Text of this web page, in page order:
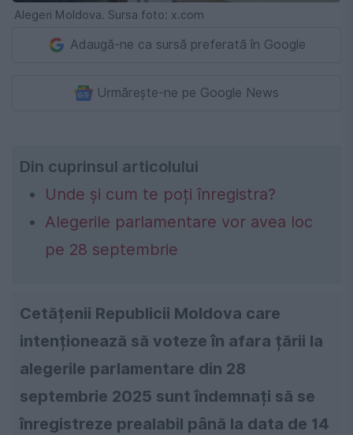
Alegeri Moldova. Sursa foto: x.com
Adaugă-ne ca sursă preferată în Google
Urmărește-ne pe Google News
Din cuprinsul articolului
Unde și cum te poți înregistra?
Alegerile parlamentare vor avea loc
pe 28 septembrie
Cetățenii Republicii Moldova care
intenționează să voteze în afara țării la
alegerile parlamentare din 28
septembrie 2025 sunt îndemnați să se
înregistreze prealabil până la data de 14